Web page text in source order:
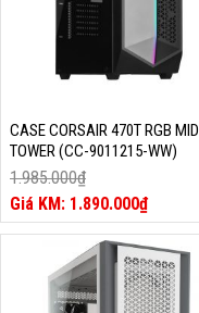
CASE CORSAIR 470T RGB
TOWER (CC-9011215-WW)
1.985.000₫
Giá
gốc
là:
1.985.000₫.
1.890.000₫
Giá
hiện
1.890.000₫.